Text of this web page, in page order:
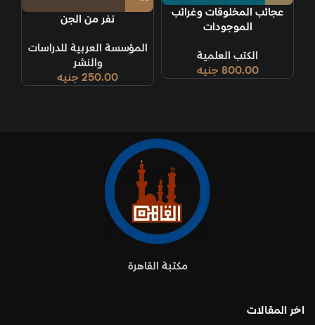
عجائب المخلوقات وغرائب
الموجودات
الكتب العلمية
800.00 جنيه
نفر من الجن
المؤسسة العربية للدراسات
والنشر
250.00 جنيه
مكتبة القاهرة
اخر المقالات